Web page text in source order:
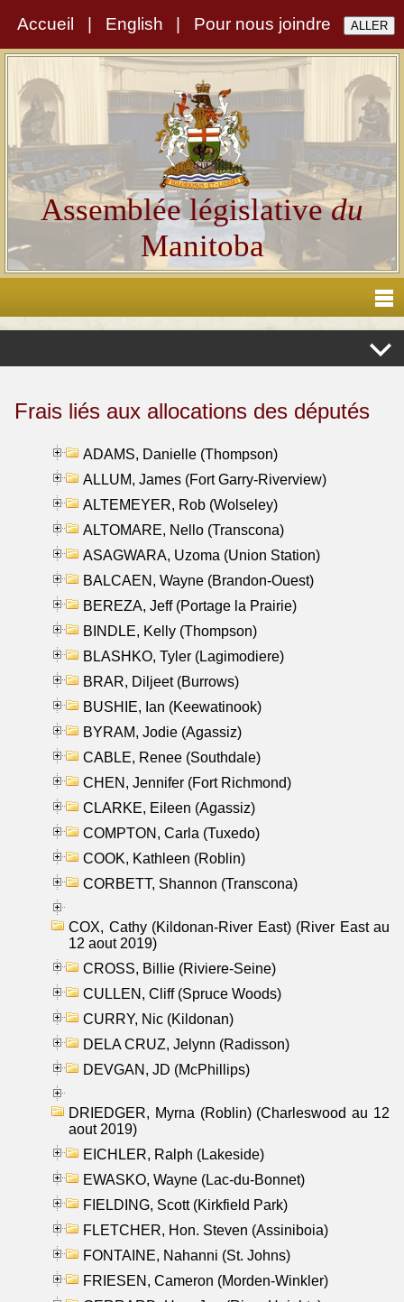
Accueil English Pour nous joindre
Assemblée législativedu
Manitoba
Frais liés aux allocations des députés
ADAMS, Danielle (Thompson)
ALLUM, James (Fort Garry-Riverview)
ALTEMEYER, Rob (Wolseley)
ALTOMARE, Nello (Transcona)
ASAGWARA, Uzoma (Union Station)
BALCAEN, Wayne (Brandon-Ouest)
BEREZA, Jeff (Portage la Prairie)
BINDLE, Kelly (Thompson)
BLASHKO, Tyler (Lagimodiere)
BRAR, Diljeet (Burrows)
BUSHIE, Ian (Keewatinook)
BYRAM, Jodie (Agassiz)
CABLE, Renee (Southdale)
CHEN, Jennifer (Fort Richmond)
CLARKE, Eileen (Agassiz)
COMPTON, Carla (Tuxedo)
COOK, Kathleen (Roblin)
CORBETT, Shannon (Transcona)
COX, Cathy (Kildonan-River East) (River East au
12 aout 2019)
CROSS, Billie (Riviere-Seine)
CULLEN, Cliff (Spruce Woods)
CURRY, Nic (Kildonan)
DELA CRUZ, Jelynn (Radisson)
DEVGAN, JD (McPhillips)
DRIEDGER, Myrna (Roblin) (Charleswood au 12
aout 2019)
EICHLER, Ralph (Lakeside)
EWASKO, Wayne (Lac-du-Bonnet)
FIELDING, Scott (Kirkfield Park)
FLETCHER, Hon. Steven (Assiniboia)
FONTAINE, Nahanni (St. Johns)
FRIESEN, Cameron (Morden-Winkler)